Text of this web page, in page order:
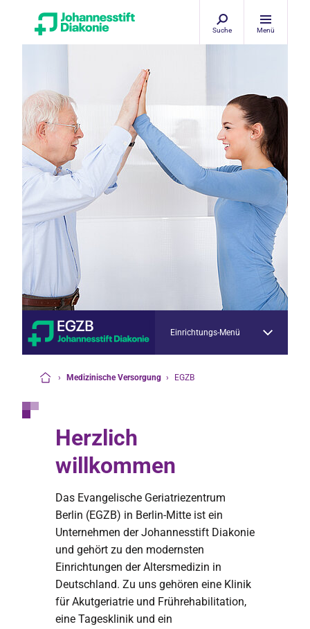
Suche Menü
Einrichtungs-Menü
› Medizinische Versorgung › EGZB
Herzlich
willkommen
Das Evangelische Geriatriezentrum
Berlin (EGZB) in Berlin-Mitte ist ein
Unternehmen der Johannesstift Diakonie
und gehört zu den modernsten
Einrichtungen der Altersmedizin in
Deutschland. Zu uns gehören eine Klinik
für Akutgeriatrie und Frührehabilitation,
eine Tagesklinik und ein